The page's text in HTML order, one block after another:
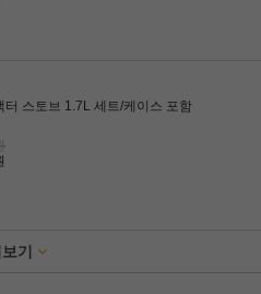
터 스토브 1.7L 세트/케이스 포함
기